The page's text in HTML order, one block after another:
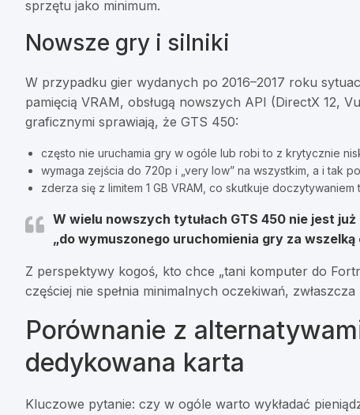
sprzętu jako minimum.
Nowsze gry i silniki
W przypadku gier wydanych po 2016–2017 roku
pamięcią VRAM, obsługą nowszych API (DirectX 12,
graficznymi sprawiają, że GTS 450:
często nie uruchamia gry w ogóle lub robi to z krytycznie
wymaga zejścia do 720p i „very low” na wszystkim, a i tak
zderza się z limitem 1 GB VRAM, co skutkuje
W wielu nowszych tytułach GTS 450 nie jest
„do wymuszonego uruchomienia gry za wszelką
Z perspektywy kogoś, kto chce „tani komputer do
częściej nie spełnia minimalnych oczekiwań,
Porównanie z
dedykowana karta
Kluczowe pytanie: czy w ogóle warto wykładać